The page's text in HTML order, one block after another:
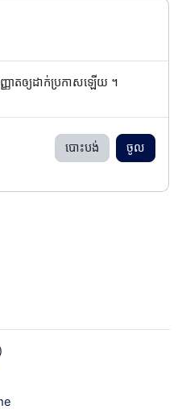
ាតឲ្យដាក់ប្រកាសឡើយ ។
បោះបង់ ចូល
)